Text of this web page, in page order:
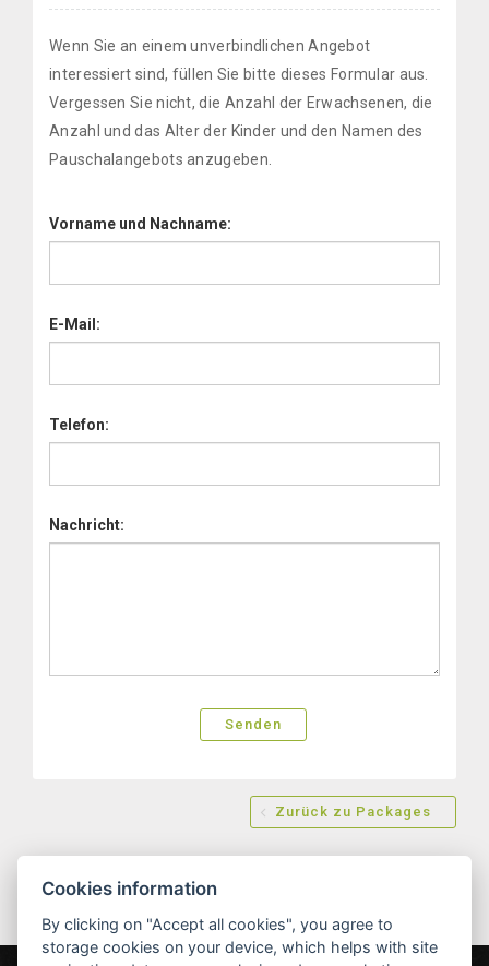
Wenn Sie an einem unverbindlichen Angebot
interessiert sind, füllen Sie bitte dieses Formular aus.
Vergessen Sie nicht, die Anzahl der Erwachsenen, die
Anzahl und das Alter der Kinder und den Namen des
Pauschalangebots anzugeben.
Vorname und Nachname:
E-Mail:
Telefon:
Nachricht:
Zurück zu Packages
Cookies information
By clicking on "Accept all cookies", you agree to
storage cookies on your device, which helps with site